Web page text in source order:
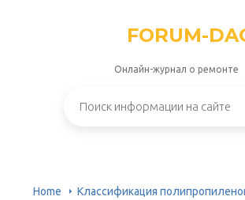
FORUM-
Онлайн-журнал о ремонте
Home Классификация